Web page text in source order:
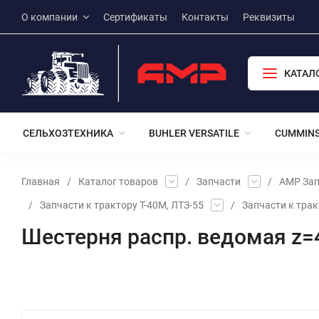
О компании Сертификаты Контакты Реквизиты
СЕЛЬХОЗТЕХНИКА BUHLER VERSATILE
Главная / Каталог товаров / Запчасти / АМР
/ Запчасти к трактору Т-40М, ЛТЗ-55 / Запчасти к
Шестерня распр. ведомая